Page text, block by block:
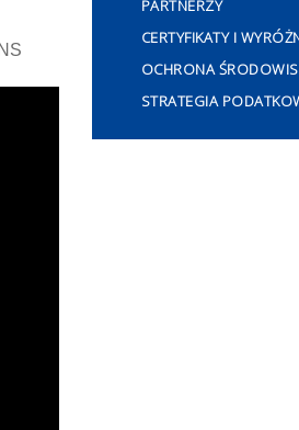
PARTNERZY
CERTYFIKATY I
OCHRONA
STRATEGIA